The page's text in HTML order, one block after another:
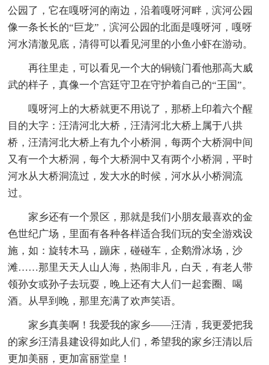
公园了，它在嘎呀河的南边，沿着嘎呀河畔，滨河公园
像一条长长的“巨龙”，滨河公园的北面是嘎呀河，嘎呀
河水清澈见底，清得可以看见河里的小鱼小虾在游动。
再往里走，可以看见一个大的铜镜门看他那高大威
武的样子，真像一个宫廷守卫在守护着自己的“王国”。
嘎呀河上的大桥就更不用说了，那桥上印着六个醒
目的大字：汪清河北大桥，汪清河北大桥上属于八拱
桥，汪清河北大桥上有九个小桥洞，每两个大桥洞中间
又有一个大桥洞，每个大桥洞中又有两个小桥洞，平时
河水从大桥洞流过，发大水的时候，河水从小桥洞流
过。
家乡还有一个景区，那就是我们小朋友最喜欢的金
色世纪广场，里面有各种各样适合我们玩的安全游戏设
施，如：旋转木马，蹦床，碰碰车，企鹅滑冰场，沙
滩……那里天天人山人海，热闹非凡，白天，有老人带
领孙女或孙子去玩耍，晚上还有大人们一起套圈、喝
酒。从早到晚，那里充满了欢声笑语。
家乡真美啊！我爱我的家乡——汪清，我更爱把我
的家乡汪清县建设得如此人们，希望我的家乡汪清以后
更加美丽，更加富丽堂皇！